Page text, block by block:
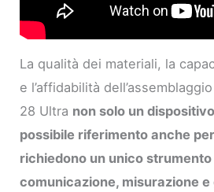
La qualità dei materiali, la
e l’affidabilità
28 Ultra non solo un
possibile riferimento anche
richiedono un unico
comunicazione, misurazione